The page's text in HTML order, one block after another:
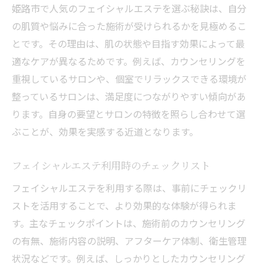
姫路市で人気のフェイシャルエステを選ぶ秘訣は、自分
の肌質や悩みに合った施術が受けられるかを見極めるこ
とです。その理由は、肌の状態や目指す効果によって最
適なケアが異なるためです。例えば、カウンセリングを
重視しているサロンや、個室でリラックスできる環境が
整っているサロンは、満足度につながりやすい傾向があ
ります。自身の要望とサロンの特徴を照らし合わせて選
ぶことが、効果を実感する近道となります。
フェイシャルエステ利用時のチェックリスト
フェイシャルエステを利用する際は、事前にチェックリ
ストを活用することで、より効果的な体験が得られま
す。主なチェックポイントは、施術前のカウンセリング
の有無、施術内容の説明、アフターケア体制、衛生管理
状況などです。例えば、しっかりとしたカウンセリング